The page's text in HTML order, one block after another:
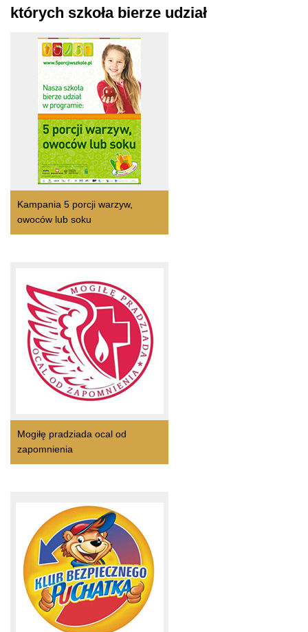
których szkoła bierze udział
Kampania 5 porcji warzyw,
owoców lub soku
Mogiłę pradziada ocal od
zapomnienia